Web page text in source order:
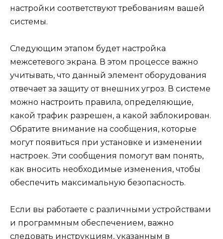
настройки соответствуют требованиям вашей
системы.
Следующим этапом будет настройка
межсетевого экрана. В этом процессе важно
учитывать, что данный элемент оборудования
отвечает за защиту от внешних угроз. В системе
можно настроить правила, определяющие,
какой трафик разрешен, а какой заблокирован.
Обратите внимание на сообщения, которые
могут появиться при установке и изменении
настроек. Эти сообщения помогут вам понять,
как вносить необходимые изменения, чтобы
обеспечить максимальную безопасность.
Если вы работаете с различными устройствами
и программным обеспечением, важно
следовать инструкциям, указанным в